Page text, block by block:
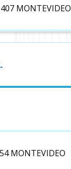
MONTEVIDEO
MONTEVIDEO